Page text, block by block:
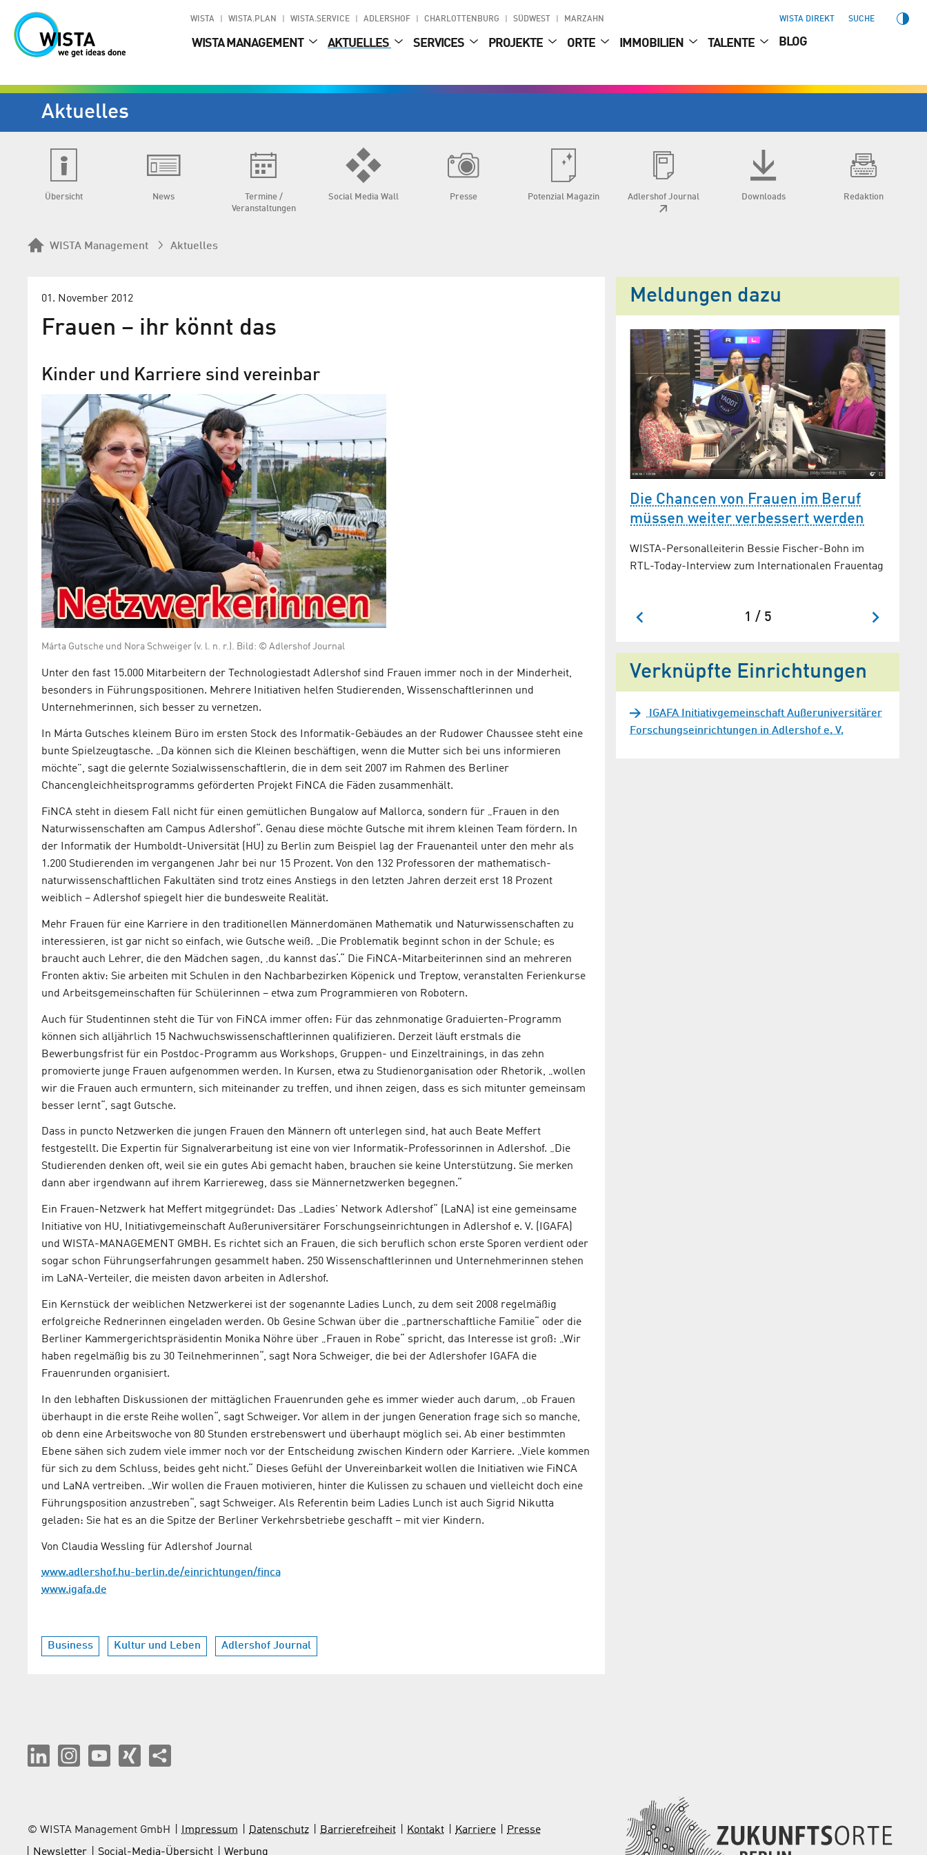
WISTA WISTA.PLAN WISTA.SERVICE ADLERSHOF CHARLOTTENBURG SÜDWEST MARZAHN WISTA DIREKT SUCHE
WISTA MANAGEMENT AKTUELLES SERVICES PROJEKTE ORTE IMMOBILIEN TALENTE BLOG
Aktuelles
Übersicht News
Termine /
Veranstaltungen
Social Media Wall Presse Potenzial Magazin Adlershof Journal Downloads Redaktion
WISTA Management Aktuelles
01. November 2012
Frauen – ihr könnt das
Kinder und Karriere sind vereinbar
Márta Gutsche und Nora Schweiger (v. l. n. r.). Bild: © Adlershof Journal
Unter den fast 15.000 Mitarbeitern der Technologiestadt Adlershof sind Frauen immer noch in der Minderheit,
besonders in Führungspositionen. Mehrere Initiativen helfen Studierenden, Wissenschaftlerinnen und
Unternehmerinnen, sich besser zu vernetzen.
In Márta Gutsches kleinem Büro im ersten Stock des Informatik-Gebäudes an der Rudower Chaussee steht eine
bunte Spielzeugtasche. „Da können sich die Kleinen beschäftigen, wenn die Mutter sich bei uns informieren
möchte", sagt die gelernte Sozialwissenschaftlerin, die in dem seit 2007 im Rahmen des Berliner
Chancengleichheitsprogramms geförderten Projekt FiNCA die Fäden zusammenhält.
FiNCA steht in diesem Fall nicht für einen gemütlichen Bungalow auf Mallorca, sondern für „Frauen in den
Naturwissenschaften am Campus Adlershof“. Genau diese möchte Gutsche mit ihrem kleinen Team fördern. In
der Informatik der Humboldt-Universität (HU) zu Berlin zum Beispiel lag der Frauenanteil unter den mehr als
1.200 Studierenden im vergangenen Jahr bei nur 15 Prozent. Von den 132 Professoren der mathematisch-
naturwissenschaftlichen Fakultäten sind trotz eines Anstiegs in den letzten Jahren derzeit erst 18 Prozent
weiblich – Adlershof spiegelt hier die bundesweite Realität.
Mehr Frauen für eine Karriere in den traditionellen Männerdomänen Mathematik und Naturwissenschaften zu
interessieren, ist gar nicht so einfach, wie Gutsche weiß. „Die Problematik beginnt schon in der Schule; es
braucht auch Lehrer, die den Mädchen sagen, ‚du kannst das‘.“ Die FiNCA-Mitarbeiterinnen sind an mehreren
Fronten aktiv: Sie arbeiten mit Schulen in den Nachbarbezirken Köpenick und Treptow, veranstalten Ferienkurse
und Arbeitsgemeinschaften für Schülerinnen – etwa zum Programmieren von Robotern.
Auch für Studentinnen steht die Tür von FiNCA immer offen: Für das zehnmonatige Graduierten-Programm
können sich alljährlich 15 Nachwuchswissenschaftlerinnen qualifizieren. Derzeit läuft erstmals die
Bewerbungsfrist für ein Postdoc-Programm aus Workshops, Gruppen- und Einzeltrainings, in das zehn
promovierte junge Frauen aufgenommen werden. In Kursen, etwa zu Studienorganisation oder Rhetorik, „wollen
wir die Frauen auch ermuntern, sich miteinander zu treffen, und ihnen zeigen, dass es sich mitunter gemeinsam
besser lernt“, sagt Gutsche.
Dass in puncto Netzwerken die jungen Frauen den Männern oft unterlegen sind, hat auch Beate Meffert
festgestellt. Die Expertin für Signalverarbeitung ist eine von vier Informatik-Professorinnen in Adlershof. „Die
Studierenden denken oft, weil sie ein gutes Abi gemacht haben, brauchen sie keine Unterstützung. Sie merken
dann aber irgendwann auf ihrem Karriereweg, dass sie Männernetzwerken begegnen.“
Ein Frauen-Netzwerk hat Meffert mitgegründet: Das „Ladies' Network Adlershof“ (LaNA) ist eine gemeinsame
Initiative von HU, Initiativgemeinschaft Außeruniversitärer Forschungseinrichtungen in Adlershof e. V. (IGAFA)
und WISTA-MANAGEMENT GMBH. Es richtet sich an Frauen, die sich beruflich schon erste Sporen verdient oder
sogar schon Führungserfahrungen gesammelt haben. 250 Wissenschaftlerinnen und Unternehmerinnen stehen
im LaNA-Verteiler, die meisten davon arbeiten in Adlershof.
Ein Kernstück der weiblichen Netzwerkerei ist der sogenannte Ladies Lunch, zu dem seit 2008 regelmäßig
erfolgreiche Rednerinnen eingeladen werden. Ob Gesine Schwan über die „partnerschaftliche Familie“ oder die
Berliner Kammergerichtspräsidentin Monika Nöhre über „Frauen in Robe“ spricht, das Interesse ist groß: „Wir
haben regelmäßig bis zu 30 Teilnehmerinnen“, sagt Nora Schweiger, die bei der Adlershofer IGAFA die
Frauenrunden organisiert.
In den lebhaften Diskussionen der mittäglichen Frauenrunden gehe es immer wieder auch darum, „ob Frauen
überhaupt in die erste Reihe wollen“, sagt Schweiger. Vor allem in der jungen Generation frage sich so manche,
ob denn eine Arbeitswoche von 80 Stunden erstrebenswert und überhaupt möglich sei. Ab einer bestimmten
Ebene sähen sich zudem viele immer noch vor der Entscheidung zwischen Kindern oder Karriere. „Viele kommen
für sich zu dem Schluss, beides geht nicht.“ Dieses Gefühl der Unvereinbarkeit wollen die Initiativen wie FiNCA
und LaNA vertreiben. „Wir wollen die Frauen motivieren, hinter die Kulissen zu schauen und vielleicht doch eine
Führungsposition anzustreben“, sagt Schweiger. Als Referentin beim Ladies Lunch ist auch Sigrid Nikutta
geladen: Sie hat es an die Spitze der Berliner Verkehrsbetriebe geschafft – mit vier Kindern.
Von Claudia Wessling für Adlershof Journal
www.adlershof.hu-berlin.de/einrichtungen/finca
www.igafa.de
Business Kultur und Leben Adlershof Journal
Meldungen dazu
Stetiger Kampf für
Chancengleichheit
Márta Gutsche wurde ausgezeichnet als "MINT-
Botschafterin des Jahres 2012"
Adlershof Journal
November/Dezember 2012
Worauf wir stehen: Gut vernetzt in der
Wissenschaftsstadt
Die Chancen von Frauen im Beruf
müssen weiter verbessert werden
WISTA-Personalleiterin Bessie Fischer-Bohn im
RTL-Today-Interview zum Internationalen Frauentag
1 / 5
Verknüpfte Einrichtungen
IGAFA Initiativgemeinschaft Außeruniversitärer
Forschungseinrichtungen in Adlershof e. V.
© WISTA Management GmbH Impressum Datenschutz Barrierefreiheit Kontakt Karriere
Presse
Newsletter
Social-Media-Übersicht Werbung